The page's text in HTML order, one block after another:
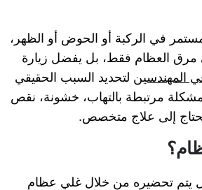
في الركبة أو الحوض أو الظهر،
مرق العظام فقط، بل يفضل زيارة
المهندسين لتحديد السبب الحقيقي
مرتبطة بالتهاب، خشونة، نقص
تحتاج إلى علاج متخصص.
يتم تحضيره من خلال غلي عظام